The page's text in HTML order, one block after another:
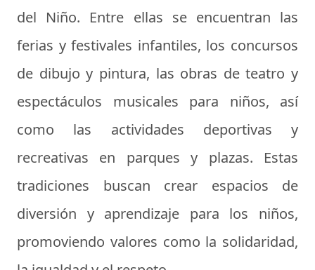
del Niño. Entre ellas se encuentran las
ferias y festivales infantiles, los concursos
de dibujo y pintura, las obras de teatro y
espectáculos musicales para niños, así
como las actividades deportivas y
recreativas en parques y plazas. Estas
tradiciones buscan crear espacios de
diversión y aprendizaje para los niños,
promoviendo valores como la solidaridad,